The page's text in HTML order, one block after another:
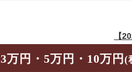
【
3万円・5万円・10万円 (